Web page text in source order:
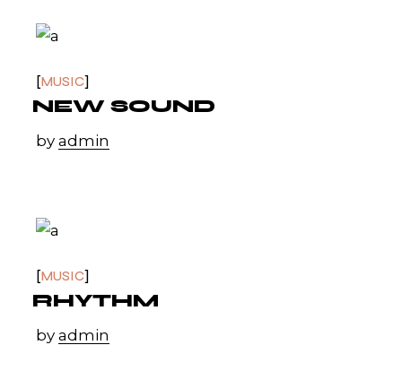
MUSIC
NEW SOUND
byadmin
MUSIC
RHYTHM
byadmin